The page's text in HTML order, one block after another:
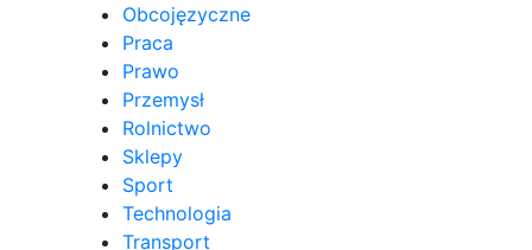
Obcojęzyczne
Praca
Prawo
Przemysł
Rolnictwo
Sklepy
Sport
Technologia
Transport